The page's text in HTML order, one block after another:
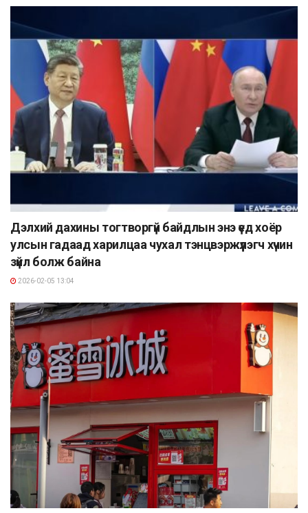
Дэлхий дахины тогтворгүй байдлын энэ үед хоёр
улсын гадаад харилцаа чухал тэнцвэржүүлэгч хүчин
зүйл болж байна
2026-02-05 13:04